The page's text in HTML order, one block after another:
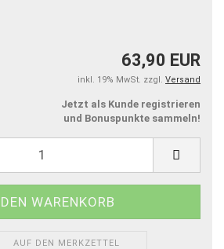
63,90 EUR
inkl. 19% MwSt. zzgl. Versand
Jetzt als Kunde registrieren
und Bonuspunkte sammeln!
AUF DEN MERKZETTEL